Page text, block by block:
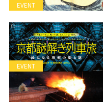
EVENT
EVENT